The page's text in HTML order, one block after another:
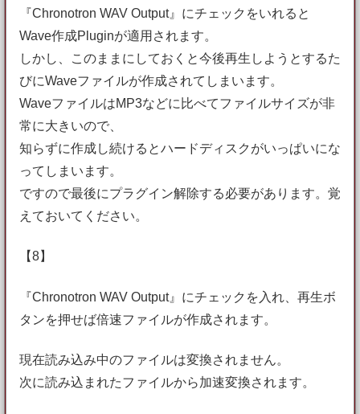
『Chronotron WAV Output』にチェックをいれると
Wave作成Pluginが適用されます。
しかし、このままにしておくと今後再生しようとするた
びにWaveファイルが作成されてしまいます。
WaveファイルはMP3などに比べてファイルサイズが非
常に大きいので、
知らずに作成し続けるとハードディスクがいっぱいにな
ってしまいます。
ですので最後にプラグイン解除する必要があります。覚
えておいてください。
【8】
『Chronotron WAV Output』にチェックを入れ、再生ボ
タンを押せば倍速ファイルが作成されます。
現在読み込み中のファイルは変換されません。
次に読み込まれたファイルから加速変換されます。